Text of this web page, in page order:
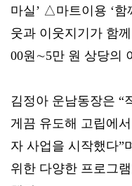
마실’ △마트이용 ‘함
웃과 이웃지기가 함
00원∼5만 원 상당의
김정아 운남동장은 “
게끔 유도해 고립에
자 사업을 시작했다”
위한 다양한 프로그